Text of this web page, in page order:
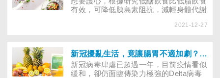
有效，可降低胰島素阻抗，減輕身體代謝
吃澱粉的人，不妨參考榮新診所李婉萍營
2021-12-27
新冠擾亂生活，竟讓腸胃不適加劇？3方法吃對蔬果改善腸躁、延緩腸老化
新冠病毒肆虐已超過一年，目前疫情看似
緩和，卻仍面臨傳染力極強的Delta病毒